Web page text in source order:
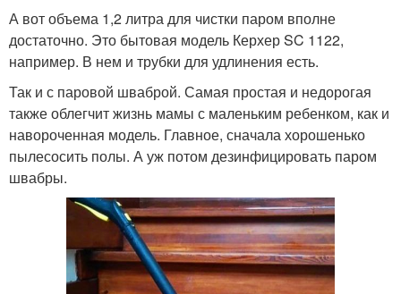
А вот объема 1,2 литра для чистки паром вполне
достаточно. Это бытовая модель Керхер SC 1122,
например. В нем и трубки для удлинения есть.
Так и с паровой шваброй. Самая простая и недорогая
также облегчит жизнь мамы с маленьким ребенком, как и
навороченная модель. Главное, сначала хорошенько
пылесосить полы. А уж потом дезинфицировать паром
швабры.